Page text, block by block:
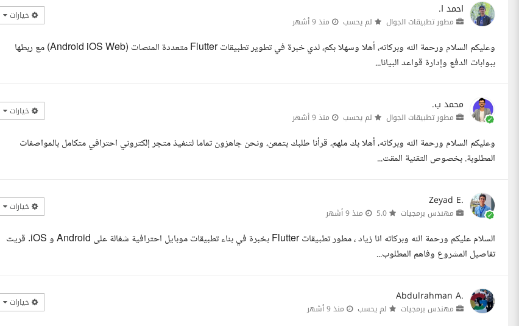
احمد ا.
مطور تطبيقات الجوال لم يحسب منذ 9 أشهر خيارات
وعليكم السلام ورحمة الله وبركاته، أهلا وسهلا بكم، لدي خبرة في تطوير تطبيقات Flutter متعددة المنصات (Android iOS Web) مع ربطها
ببوابات الدفع وإدارة قواعد البيانا...
محمد ب.
مطور تطبيقات الجوال لم يحسب منذ 9 أشهر خيارات
وعليكم السلام ورحمة الله وبركاته، أهلا بك ملهم، قرأنا طلبك بتمعن، ونحن جاهزون تماما لتنفيذ متجر إلكتروني احترافي متكامل بالمواصفات
المطلوبة. بخصوص التقنية المقت...
Zeyad E.
مهندس برمجيات منذ 9 أشهر خيارات
السلام عليكم ورحمة الله وبركاته انا زياد ، مطور تطبيقات Flutter بخبرة في بناء تطبيقات موبايل احترافية شغالة على Android و iOS. قريت
تفاصيل المشروع وفاهم المطلوب...
Abdulrahman A.
مهندس برمجيات لم يحسب منذ 9 أشهر خيارات